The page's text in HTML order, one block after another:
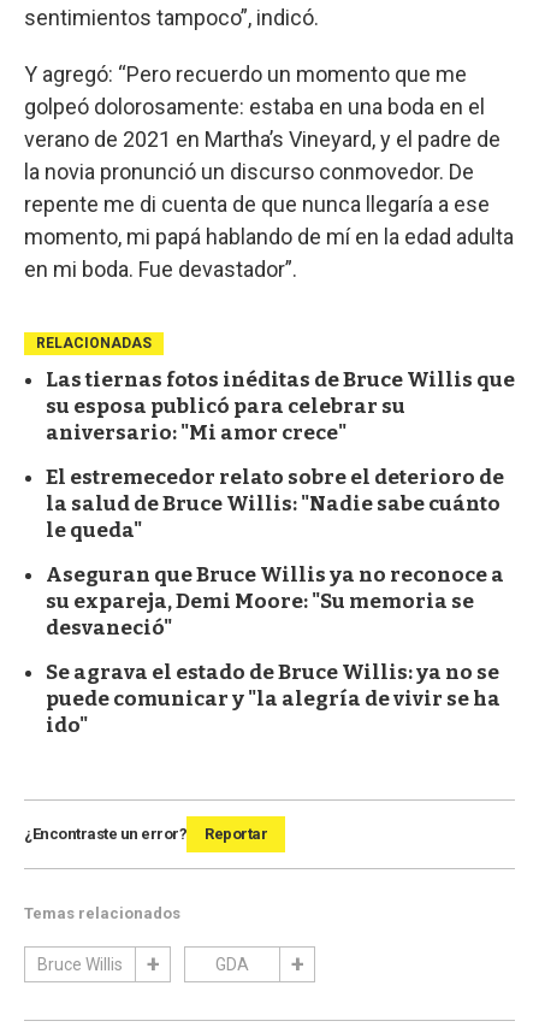
sentimientos tampoco”, indicó.
Y agregó: “Pero recuerdo un momento que me
golpeó dolorosamente: estaba en una boda en el
verano de 2021 en Martha’s Vineyard, y el padre de
la novia pronunció un discurso conmovedor. De
repente me di cuenta de que nunca llegaría a ese
momento, mi papá hablando de mí en la edad adulta
en mi boda. Fue devastador”.
RELACIONADAS
Las tiernas fotos inéditas de Bruce Willis que
su esposa publicó para celebrar su
aniversario: "Mi amor crece"
El estremecedor relato sobre el deterioro de
la salud de Bruce Willis: "Nadie sabe cuánto
le queda"
Aseguran que Bruce Willis ya no reconoce a
su expareja, Demi Moore: "Su memoria se
desvaneció"
Se agrava el estado de Bruce Willis: ya no se
puede comunicar y "la alegría de vivir se ha
ido"
¿Encontraste un error? Reportar
Temas relacionados
Bruce Willis GDA